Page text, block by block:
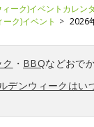
ーク)イベントカレン
ク)イベント
2026
・ BBQなどおで
デンウィークはい